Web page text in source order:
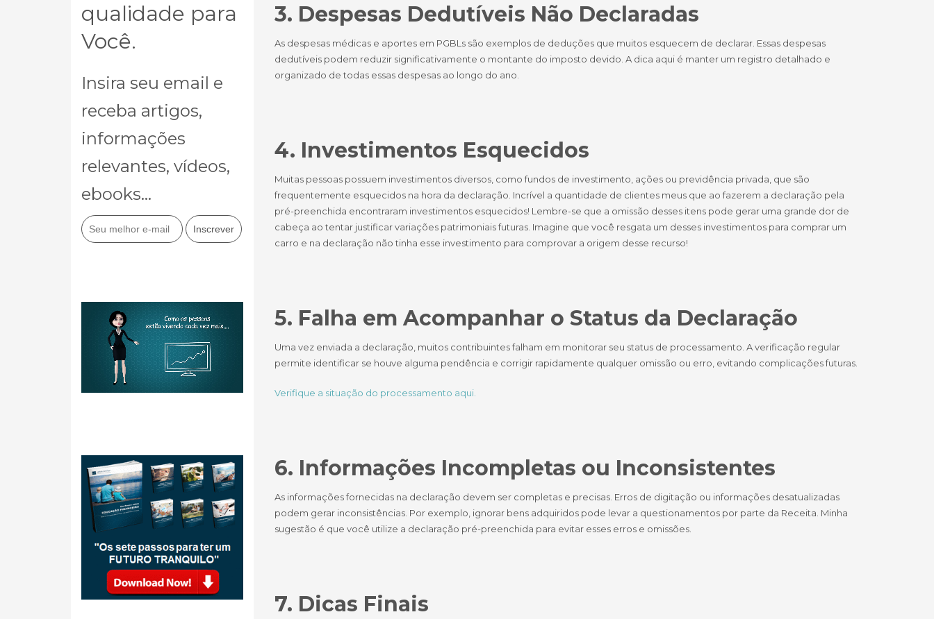
3. Despesas Dedutíveis Não Declaradas
As despesas médicas e aportes em PGBLs são exemplos de deduções que muitos esquecem de declarar. Essas despesas
dedutíveis podem reduzir significativamente o montante do imposto devido. A dica aqui é manter um registro detalhado e
organizado de todas essas despesas ao longo do ano.
4. Investimentos Esquecidos
Muitas pessoas possuem investimentos diversos, como fundos de investimento, ações ou previdência privada, que são
frequentemente esquecidos na hora da declaração. Incrível a quantidade de clientes meus que ao fazerem a declaração pela
pré-preenchida encontraram investimentos esquecidos! Lembre-se que a omissão desses itens pode gerar uma grande dor de
cabeça ao tentar justificar variações patrimoniais futuras. Imagine que você resgata um desses investimentos para comprar um
carro e na declaração não tinha esse investimento para comprovar a origem desse recurso!
5. Falha em Acompanhar o Status da Declaração
Uma vez enviada a declaração, muitos contribuintes falham em monitorar seu status de processamento. A verificação regular
permite identificar se houve alguma pendência e corrigir rapidamente qualquer omissão ou erro, evitando complicações futuras.
Verifique a situação do processamento aqui.
6. Informações Incompletas ou Inconsistentes
As informações fornecidas na declaração devem ser completas e precisas. Erros de digitação ou informações desatualizadas
podem gerar inconsistências. Por exemplo, ignorar bens adquiridos pode levar a questionamentos por parte da Receita. Minha
sugestão é que você utilize a declaração pré-preenchida para evitar esses erros e omissões.
7. Dicas Finais
qualidade para
Você.
Insira seu email e
receba artigos,
informações
relevantes, vídeos,
ebooks...